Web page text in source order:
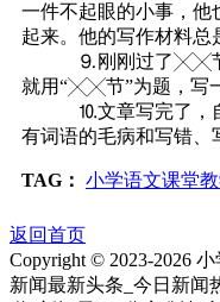
一件不起眼的小事，他
起来。他的写作材料总
⒐刚刚过了╳╳节，
就用“╳╳节”为题，写
⒑文章写完了，自
有词语的毛病和写错、
TAG： 小学语文课堂
返回首页
Copyright © 2023-2026
新闻最新头条_今日新闻